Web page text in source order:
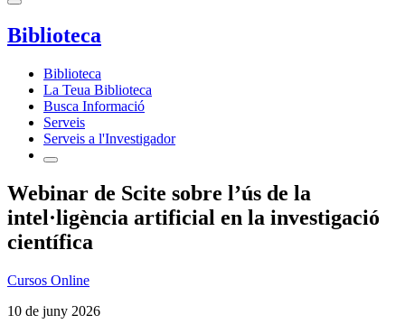
Biblioteca
Biblioteca
La Teua Biblioteca
Busca Informació
Serveis
Serveis a l'Investigador
Webinar de Scite sobre l’ús de la
intel·ligència artificial en la investigació
científica
Cursos Online
10 de juny 2026